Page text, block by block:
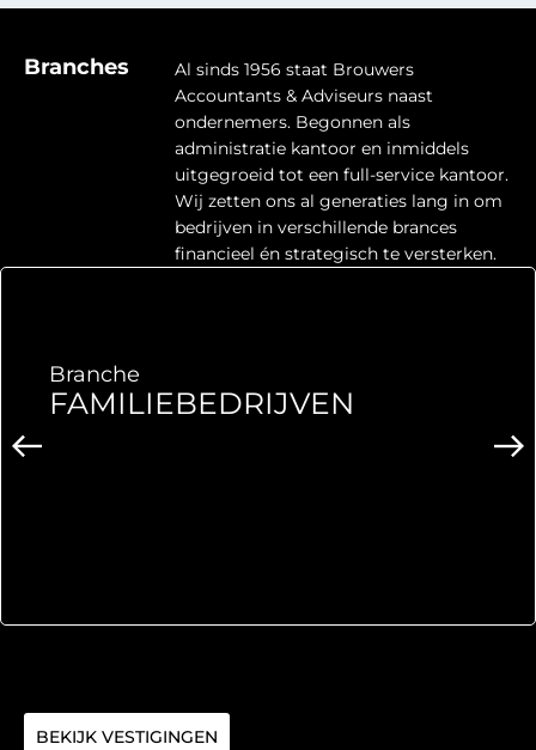
Branches
Al sinds 1956 staat Brouwers
Accountants & Adviseurs naast
ondernemers. Begonnen als
administratie kantoor en inmiddels
uitgegroeid tot een full-service kantoor.
Wij zetten ons al generaties lang in om
bedrijven in verschillende brances
financieel én strategisch te versterken.
Branche
FAMILIEBEDRIJVEN
BEKIJK VESTIGINGEN